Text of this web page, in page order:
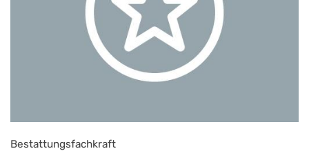
Bestattungsfachkraft